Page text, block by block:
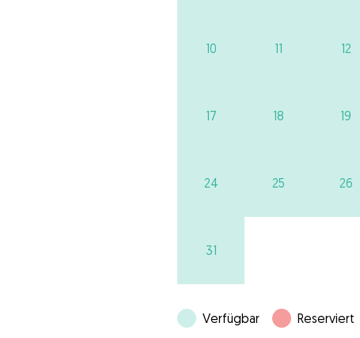
10 11 12
17 18 19
24 25 26
31
Verfügbar Reserviert